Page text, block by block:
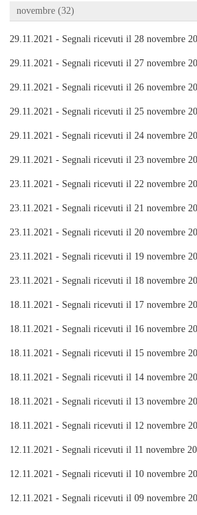
novembre (32)
29.11.2021 - Segnali ricevuti il 28 novembre
29.11.2021 - Segnali ricevuti il 27 novembre
29.11.2021 - Segnali ricevuti il 26 novembre
29.11.2021 - Segnali ricevuti il 25 novembre
29.11.2021 - Segnali ricevuti il 24 novembre
29.11.2021 - Segnali ricevuti il 23 novembre
23.11.2021 - Segnali ricevuti il 22 novembre
23.11.2021 - Segnali ricevuti il 21 novembre
23.11.2021 - Segnali ricevuti il 20 novembre
23.11.2021 - Segnali ricevuti il 19 novembre
23.11.2021 - Segnali ricevuti il 18 novembre
18.11.2021 - Segnali ricevuti il 17 novembre
18.11.2021 - Segnali ricevuti il 16 novembre
18.11.2021 - Segnali ricevuti il 15 novembre
18.11.2021 - Segnali ricevuti il 14 novembre
18.11.2021 - Segnali ricevuti il 13 novembre
18.11.2021 - Segnali ricevuti il 12 novembre
12.11.2021 - Segnali ricevuti il 11 novembre
12.11.2021 - Segnali ricevuti il 10 novembre
12.11.2021 - Segnali ricevuti il 09 novembre